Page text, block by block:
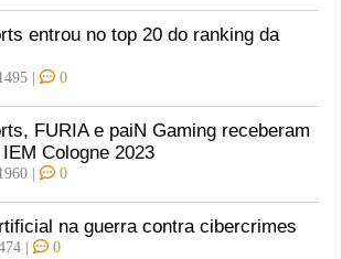
entrou no top 20 do ranking da
| 0
FURIA e paiN Gaming receberam
Cologne 2023
| 0
na guerra contra cibercrimes
| 0